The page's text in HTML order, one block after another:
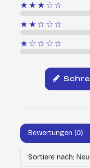
★★★☆☆
★★☆☆☆
★☆☆☆☆
Bewertungen (0)
Sortiere nach: